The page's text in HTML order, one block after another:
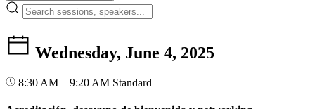
Wednesday, June 4, 2025
8:30 AM – 9:20 AM Standard